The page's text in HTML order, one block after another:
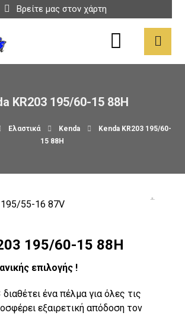
Βρείτε μας στον χάρτη
KR203 195/60-15 88H
Ελαστικά Kenda
Kenda KR203 195/60-
15 88H
195/60-15 88H
επιλογής !
ένα πέλμα για όλες τις
εξαιρετική απόδοση τον